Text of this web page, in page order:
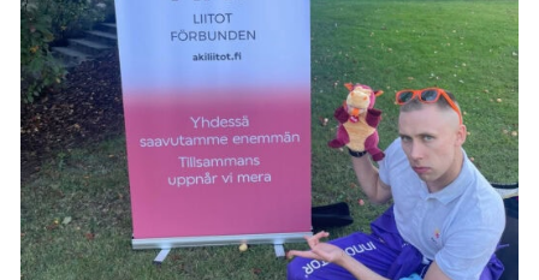
jolloin
keskittyä
miettimään,
miten
elämäänsä
elää